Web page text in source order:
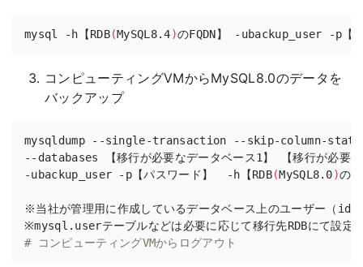
mysql -h【RDB(MySQL8.4)
コンピューティングVMからMySQL8.0のデータを
バックアップ
mysqldump --single-transaction --skip-column-
--databases 【移行が必要なデータベース1】 【移行が必要な
-ubackup_user -p【パスワード】  -h【RDB(MySQL8.0)
# コンピューティングVMからログアウト